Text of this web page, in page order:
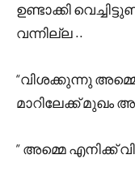
ഉണ്ടാക്കി
വന്നില്ല ..
“വിശക്കുന്നു
മാറിലേക്ക് മുഖം
” അമ്മെ എനിക്ക്